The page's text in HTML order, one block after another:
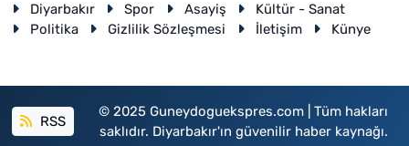
Diyarbakır Spor Asayiş
Kültür - Sanat
Politika
Gizlilik Sözleşmesi İletişim Künye
RSS
© 2025 Guneydoguekspres.com | Tüm hakları
saklıdır. Diyarbakır'ın güvenilir haber kaynağı.